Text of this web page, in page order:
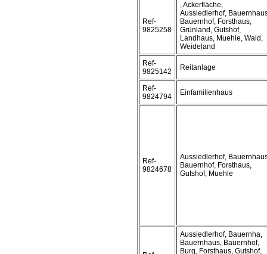
Ref-
9825258
, Ackerfläche,
Aussiedlerhof,
Bauernhof, Forsthaus,
Grünland, Gutshof,
Landhaus, Muehle, Wald,
Weideland
Ref-
9825142
Reitanlage
Ref-
9824794
Einfamilienhaus
Ref-
9824678
Aussiedlerhof,
Bauernhof, Forsthaus,
Gutshof, Muehle
Aussiedlerhof, Bauernha,
Bauernhaus, Bauernhof,
Burg, Forsthaus, Gutshof,